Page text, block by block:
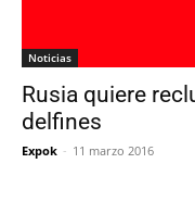
Noticias
Rusia quiere
delfines
Expok - 11 marzo 2016